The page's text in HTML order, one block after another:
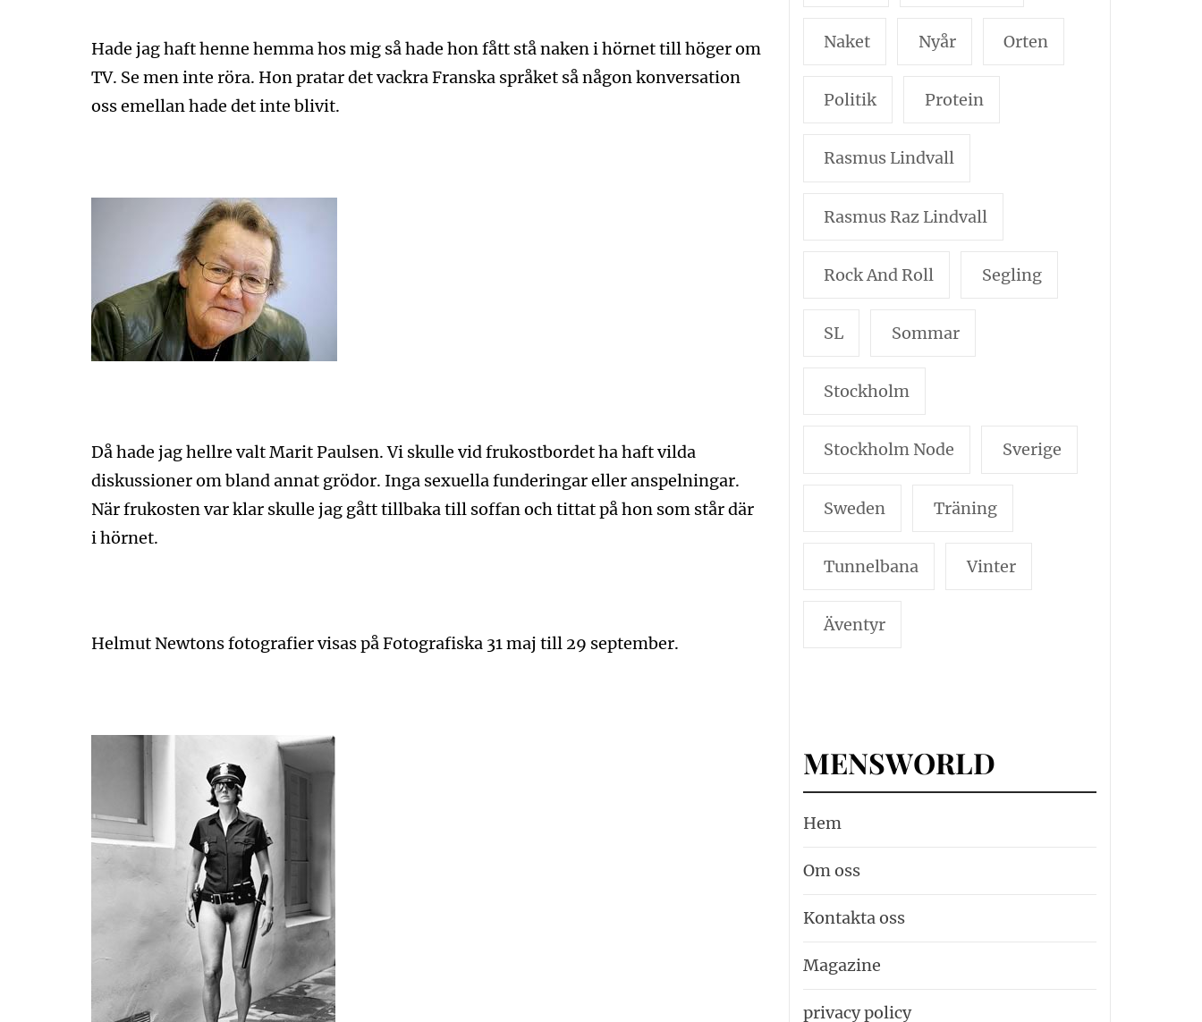
Hade jag haft henne hemma hos mig så hade hon fått stå naken i hörnet till höger om
TV. Se men inte röra. Hon pratar det vackra Franska språket så någon konversation
oss emellan hade det inte blivit.
Då hade jag hellre valt Marit Paulsen. Vi skulle vid frukostbordet ha haft vilda
diskussioner om bland annat grödor. Inga sexuella funderingar eller anspelningar.
När frukosten var klar skulle jag gått tillbaka till soffan och tittat på hon som står där
i hörnet.
Helmut Newtons fotografier visas på Fotografiska 31 maj till 29 september.
Naket Nyår Orten
Politik Protein
Rasmus Lindvall
Rasmus Raz Lindvall
Rock And Roll Segling
SL Sommar
Stockholm
Stockholm Node Sverige
Sweden Träning
Tunnelbana Vinter
Äventyr
MENSWORLD
Hem
Om oss
Kontakta oss
Magazine
privacy policy